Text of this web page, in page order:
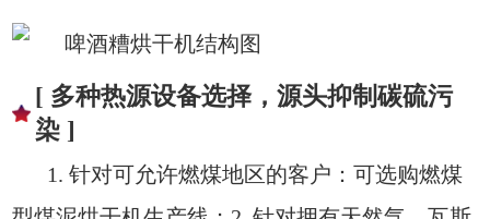
[ 多种热源设备选择，源头抑制碳硫污
染 ]
1. 针对可允许燃煤地区的客户：可选购燃煤